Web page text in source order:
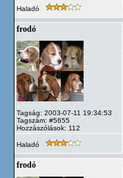
Haladó
frodó
Tagság: 2003-07-11 19:34:53
Tagszám: #5655
Hozzászólások: 112
Haladó
frodó